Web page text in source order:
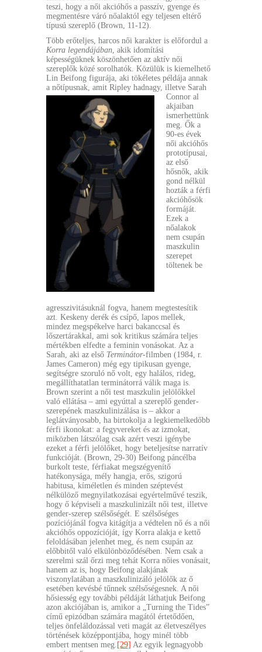
teszi, hogy a női akcióhős a passzív, gyenge és
megmentésre váró nőalaktól egy teljesen eltérő
típusú szereplő (Brown, 11-12).
Több erőteljes, harcos női karakter is előfordul a
Korra legendájában , akik idomítási
képességüknek köszönhetően az aktív női
szereplők közé sorolhatók. Közülük is kiemelhető
Lin Beifong figurája, aki tökéletes példája annak
a nőtípusnak, amit Ripley hadnagy, illetve Sarah
Connor al
akjaiban
ismerhettünk
meg. Ők a
90-es évek
női akcióhős
prototípusai,
az első
hősnők, akik
gond nélkül
hozták a férfi
akcióhősök
formáját.
Ezek a
nőalakok
nem csupán
maszkulin
szerepet
töltenek be
agresszivitásuknál fogva, hanem megtestesítik
azt. Keskeny derék és csípő, lapos mellek,
mindez megspékelve harci bakanccsal és
lőszertárakkal, ami sok kritikus számára teljes
mértékben elfedte a feminin vonásokat. Az a
Sarah, aki az első Terminátor-filmben (1984, r.
James Cameron) még egy tipikusan gyenge,
segítségre szoruló nő volt, egy halálos, rideg,
megállíthatatlan terminátorrá válik maga is.
Brown szerint a női test maszkulin jelölőkkel
való ellátása – ami egyúttal a szereplő gender-
szerepének maszkulinizálása is – akkor a
leglátványosabb, ha birtokolja a legkiemelkedőbb
férfi ikonokat: a fegyvereket és az izmokat,
miközben látszólag csak azért veszi igénybe
ezeket a férfi jelölőket, hogy beteljesítse narratív
funkcióját. (Brown, 29-30) Beifong páncélba
burkolt teste, férfiakat megszégyenítő
hatékonysága, mély hangja, erős, szigorú
habitusa, kíméletlen és minden széptevést
nélkülöző megnyilatkozásai egyértelművé teszik,
hogy ő képviseli a maszkulinizált női test, illetve
gender-szerep szélsőségét. E szélsőséges
pozíciójánál fogva kitágítja a védtelen nő és a női
akcióhős oppozícióját, így Korra alakja e kettő
feloldásában jelenhet meg, és nem csupán az
előbbitől való elkülönböződésében. Nem csak a
szerelmi szál őrzi meg tehát Korra nőies vonásait,
hanem az is, hogy Beifong alakjának
viszonylatában a maszkulinizáló jelölők az ő
esetében kevésbé tűnnek szélsőségesnek. A női
hősiesség egy további példáját láthatjuk Beifong
azon akciójában is, amikor a „Turning the Tides”
című epizódban számára magától értetődően,
teljes önfeláldozással veti magát az életveszélyes
történések középpontjába, hogy minél több
embert mentsen meg. [29] Az egyik legnagyobb